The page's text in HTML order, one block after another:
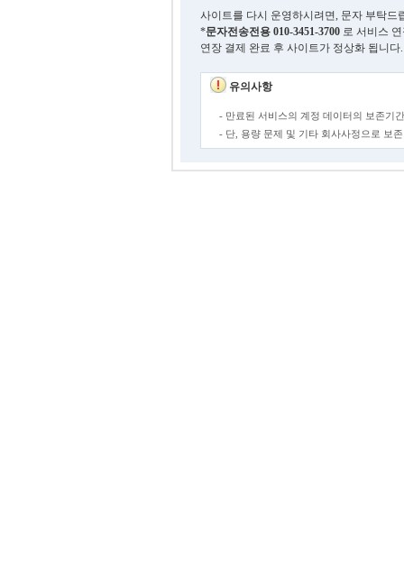
사이트를 다시 운영하시려면, 문자 부탁드
*문자전송전용 010-3451-3700 로 서비스
연장 결제 완료 후 사이트가 정상화 됩니다.
유의사항
- 만료된 서비스의 계정 데이터의 보존기
- 단, 용량 문제 및 기타 회사사정으로 보